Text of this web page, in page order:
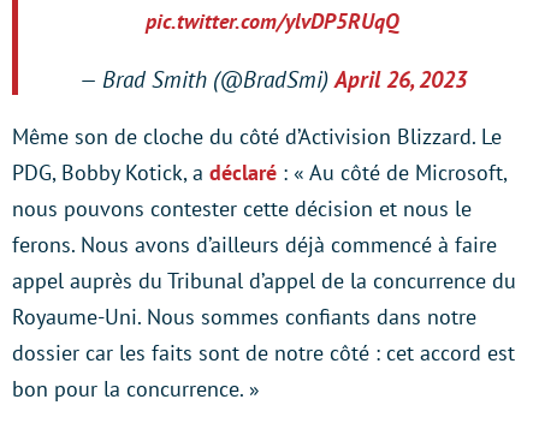
pic.twitter.com/ylvDP5RUqQ
— Brad Smith (@BradSmi)April 26, 2023
Même son de cloche du côté d’Activision Blizzard. Le
PDG, Bobby Kotick, a déclaré : « Au côté de Microsoft,
nous pouvons contester cette décision et nous le
ferons. Nous avons d’ailleurs déjà commencé à faire
appel auprès du Tribunal d’appel de la concurrence du
Royaume-Uni. Nous sommes confiants dans notre
dossier car les faits sont de notre côté : cet accord est
bon pour la concurrence. »